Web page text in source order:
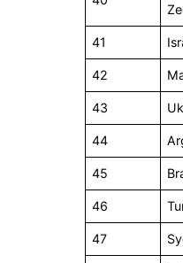
41
42
43
44
45
46
47